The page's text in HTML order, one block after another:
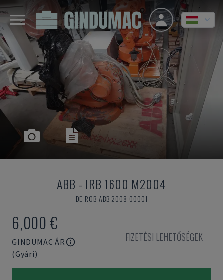
ABB - IRB 1600 M2004
DE-ROB-ABB-2008-00001
6,000 €
GINDUMAC ÁR
(Gyári)
FIZETÉSI LEHETŐSÉGEK